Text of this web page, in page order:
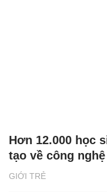
GIỚI TRẺ
Hơn 12.000 học
tạo về công nghệ